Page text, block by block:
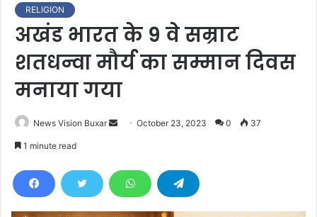
RELIGION
अखंड भारत के 9 वे सम्राट
शतधन्वा मौर्य का सम्मान दिवस
मनाया गया
News Vision Buxar
d
October 23, 2023 0 37
1 minute read